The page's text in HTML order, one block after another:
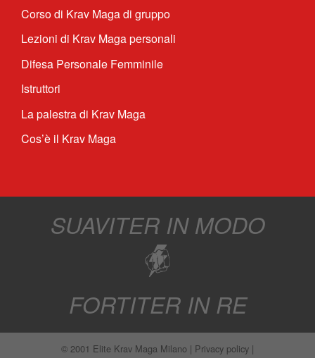
Corso di Krav Maga di gruppo
Lezioni di Krav Maga personali
Difesa Personale Femminile
Istruttori
La palestra di Krav Maga
Cos’è il Krav Maga
SUAVITER IN MODO
FORTITER IN RE
© 2001 Elite Krav Maga Milano | Privacy policy |